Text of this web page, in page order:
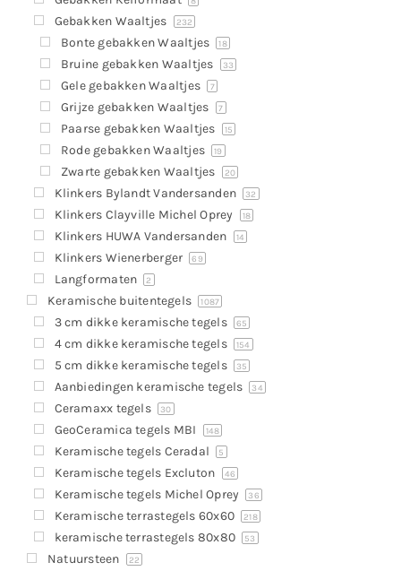
Contact
Offerte aanvragen
Gebakken Waaltjes 232
Bonte gebakken Waaltjes 18
Bruine gebakken Waaltjes 33
Gele gebakken Waaltjes 7
Grijze gebakken Waaltjes 7
Paarse gebakken Waaltjes 15
Rode gebakken Waaltjes 19
Zwarte gebakken Waaltjes 20
Klinkers Bylandt Vandersanden 32
Klinkers Clayville Michel Oprey 18
Klinkers HUWA Vandersanden 14
Klinkers Wienerberger 69
Langformaten 2
Keramische buitentegels 1087
3 cm dikke keramische tegels 65
4 cm dikke keramische tegels 154
5 cm dikke keramische tegels 35
Aanbiedingen keramische tegels 34
Ceramaxx tegels 30
GeoCeramica tegels MBI 148
Keramische tegels Ceradal 5
Keramische tegels Excluton 46
Keramische tegels Michel Oprey 36
Keramische terrastegels 60x60 218
keramische terrastegels 80x80 53
Natuursteen 22